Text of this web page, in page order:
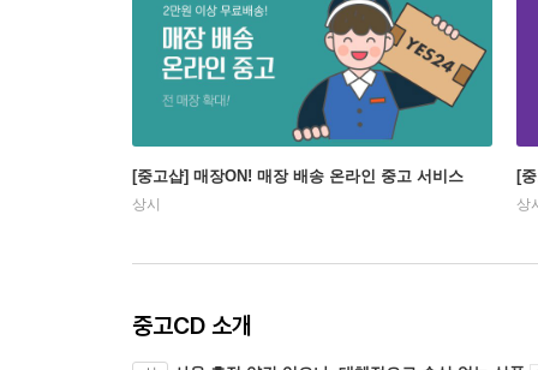
[중고샵] 매장ON! 매장 배송 온라인 중고 서비스
상시
[
상
중고CD 소개